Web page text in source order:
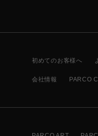
初めてのお客様へ
会社情報 PARCO